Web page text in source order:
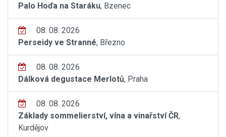
Palo Hoďa na Staráku, Bzenec
08. 08. 2026
Perseidy ve Stranné, Březno
08. 08. 2026
Dálková degustace Merlotů, Praha
08. 08. 2026
Základy sommelierství, vína a vinařství ČR,
Kurdějov